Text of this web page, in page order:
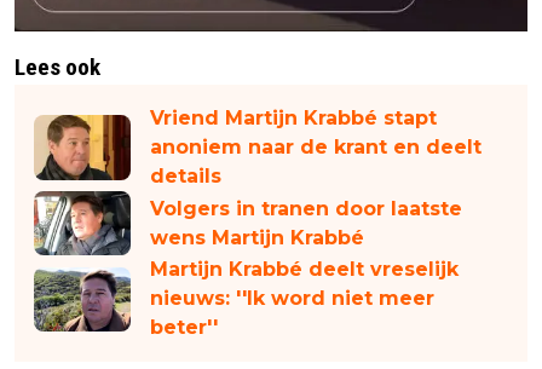
Lees ook
Vriend Martijn Krabbé stapt
anoniem naar de krant en deelt
details
Volgers in tranen door laatste
wens Martijn Krabbé
Martijn Krabbé deelt vreselijk
nieuws: ''Ik word niet meer
beter''